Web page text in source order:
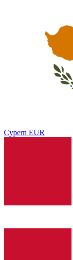
Cypern EUR